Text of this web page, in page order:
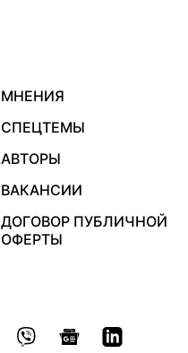
МНЕНИЯ
СПЕЦТЕМЫ
АВТОРЫ
ВАКАНСИИ
ДОГОВОР ПУБЛИЧНОЙ
ОФЕРТЫ